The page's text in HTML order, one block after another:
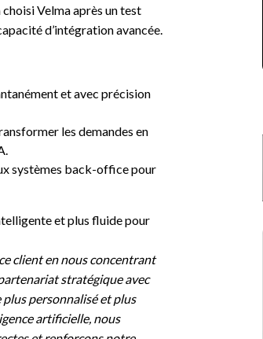
Velma après un test
d’intégration avancée.
et avec précision
les demandes en
systèmes back-office pour
et plus fluide pour
client en nous concentrant
stratégique avec
personnalisé et plus
artificielle, nous